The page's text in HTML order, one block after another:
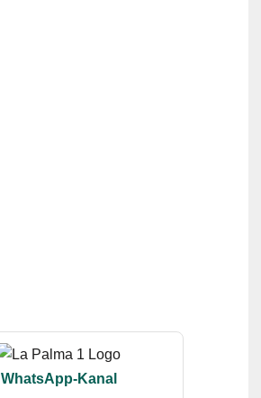
WhatsApp-Kanal